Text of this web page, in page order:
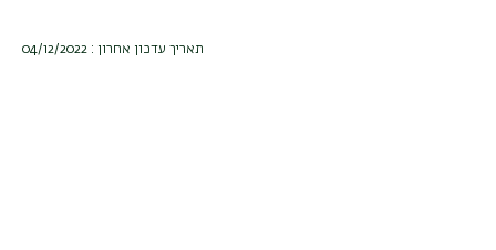
תאריך עדכון אחרון : 04/12/2022